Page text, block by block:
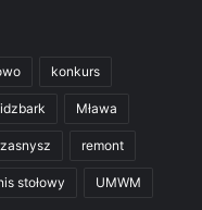
konkurs
Mława
remont
stołowy UMWM